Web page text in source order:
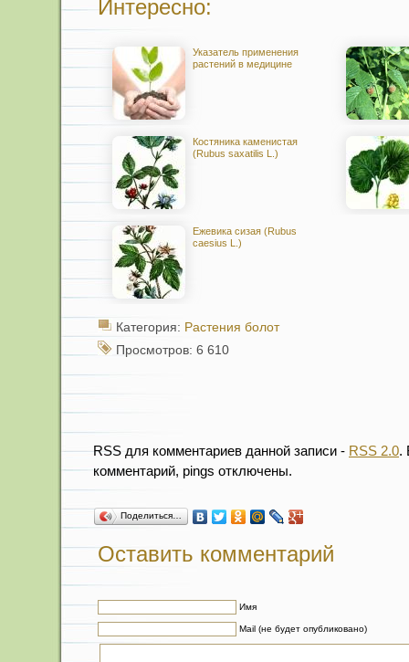
Интересно:
Указатель применения
растений в медицине
Костяника каменистая
(Rubus saxatilis L.)
Ежевика сизая (Rubus
caesius L.)
Категория: Растения болот
Просмотров: 6 610
RSS для комментариев данной записи - RSS 2.0.
комментарий, pings отключены.
Поделиться…
Оставить комментарий
Имя
Mail (не будет опубликовано)